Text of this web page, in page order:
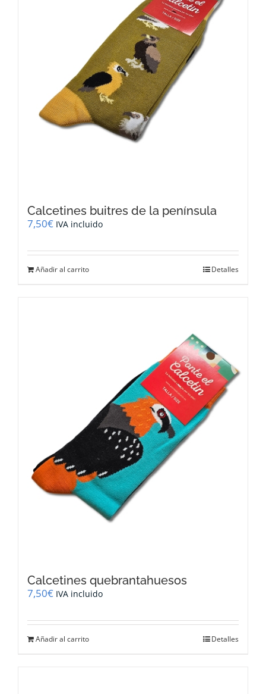
Calcetines buitres de la península
7,50€ IVA incluido
Añadir al carrito Detalles
Calcetines quebrantahuesos
7,50€ IVA incluido
Añadir al carrito Detalles